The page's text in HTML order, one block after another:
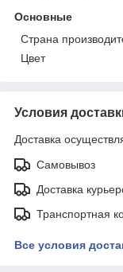
Основные
Страна
Цвет
Условия
Доставка
Самовывоз
Доставка
Транспортная
Все условия